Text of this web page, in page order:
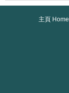
主頁 Home